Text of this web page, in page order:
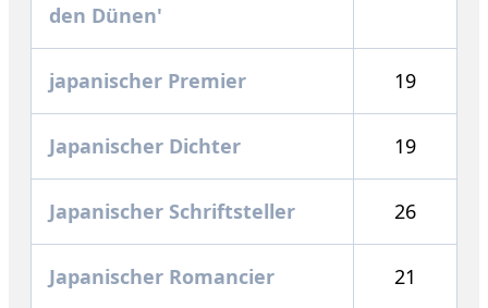
den Dünen'
japanischer Premier 19
Japanischer Dichter 19
Japanischer Schriftsteller 26
Japanischer Romancier 21